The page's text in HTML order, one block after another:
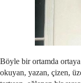
Böyle bir ortamda
okuyan, yazan, çizen,